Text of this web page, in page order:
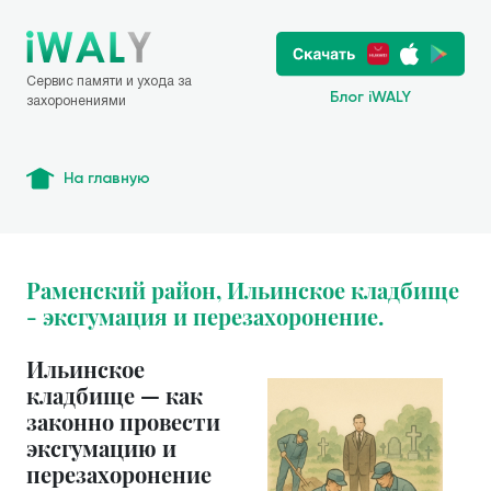
Сервис памяти и ухода за
захоронениями
Блог iWALY
На главную
Раменский район, Ильинское кладбище
- эксгумация и перезахоронение.
Ильинское
кладбище — как
законно провести
эксгумацию и
перезахоронение